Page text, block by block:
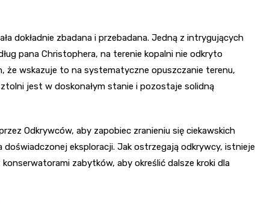
dokładnie zbadana i przebadana. Jedną z intrygujących
pana Christophera, na terenie kopalni nie odkryto
że wskazuje to na systematyczne opuszczanie terenu,
jest w doskonałym stanie i pozostaje solidną
Odkrywców, aby zapobiec zranieniu się ciekawskich
eksploracji. Jak ostrzegają odkrywcy, istnieje
zabytków, aby określić dalsze kroki dla